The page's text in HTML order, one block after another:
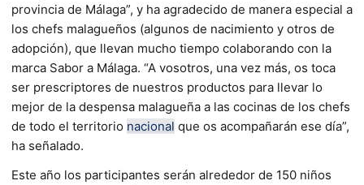
provincia de Málaga”, y ha agradecido de manera especial a
los chefs malagueños (algunos de nacimiento y otros de
adopción), que llevan mucho tiempo colaborando con la
marca Sabor a Málaga. “A vosotros, una vez más, os toca
ser prescriptores de nuestros productos para llevar lo
mejor de la despensa malagueña a las cocinas de los chefs
de todo el territorio nacional que os acompañarán ese día”,
ha señalado.
Este año los participantes serán alrededor de 150 niños